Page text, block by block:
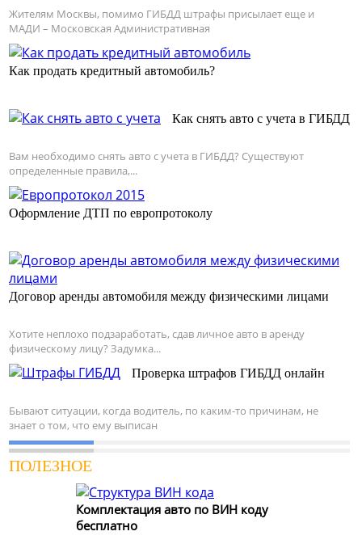
Жителям Москвы, помимо ГИБДД штрафы присылает еще и
МАДИ – Московская Административная
Как продать кредитный автомобиль?
Как снять авто с учета в ГИБДД
Вам необходимо снять авто с учета в ГИБДД? Существуют
определенные правила,...
Оформление ДТП по европротоколу
Договор аренды автомобиля между физическими лицами
Хотите неплохо подзаработать, сдав личное авто в аренду
физическому лицу? Задумка...
Проверка штрафов ГИБДД онлайн
Бывают ситуации, когда водитель, по каким-то причинам, не
знает о том, что ему выписан
ПОЛЕЗНОЕ
Комплектация авто по ВИН коду
бесплатно